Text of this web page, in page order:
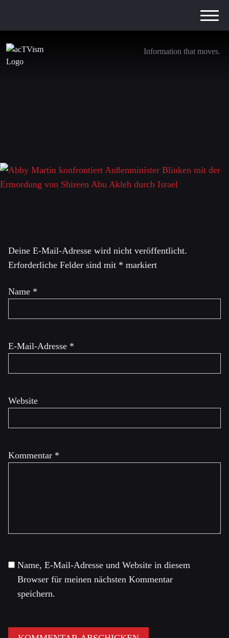
Information that moves.
Abby Martin konfrontiert Außenminister
Deine E-Mail-Adresse wird nicht veröffentlicht.
Erforderliche Felder sind mit * markiert
Kommentar *
Name *
E-Mail-Adresse *
Website
Name, E-Mail-Adresse und Website in diesem
Browser für meinen nächsten Kommentar
speichern.